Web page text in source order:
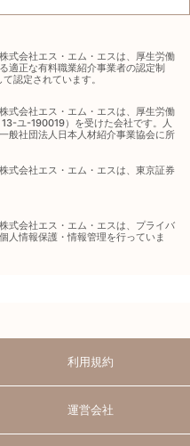
式会社エス・エム・エスは、厚生労働
適正な有料職業紹介事業者の認定制
認定されています。
式会社エス・エム・エスは、厚生労働
ユ-190019）を受けた会社です。人
般社団法人日本人材紹介事業協会に所
式会社エス・エム・エスは、東京証券
式会社エス・エム・エスは、プライバ
人情報保護・情報管理を行っていま
利用規約
運営会社